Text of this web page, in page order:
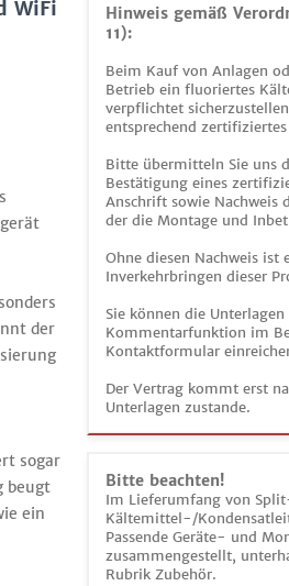
Hinweis gemäß
11):
Beim Kauf von Anlagen
Betrieb ein fluoriertes
verpflichtet
entsprechend
Bitte übermitteln Sie uns
Bestätigung eines
Anschrift sowie Nachweis
der die Montage und
Ohne diesen Nachweis ist
Inverkehrbringen dieser
Sie können die
Kommentarfunktion im
Kontaktformular
Der Vertrag kommt erst
Unterlagen zustande.
Bitte beachten!
Im Lieferumfang von
Kältemittel-/
Passende Geräte- und
zusammengestellt,
Rubrik Zubehör.
WiFi
der
sogar
beugt
ein